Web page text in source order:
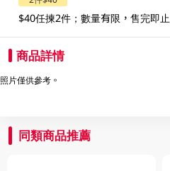
$40任揀2件；數量有限，售完即止
商品詳情
照片僅供參考。
同類商品推薦